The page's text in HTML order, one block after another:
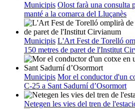
Municipis Olost farà una consulta
manté a la comarca del Lluçanès
Municipis L'Art Fest de Torelló
150 metres de paret de l'Institut
Municipis Mor el conductor d'un
C-25 a Sant Sadurní d’Osormort
Netegen les vies del tren de